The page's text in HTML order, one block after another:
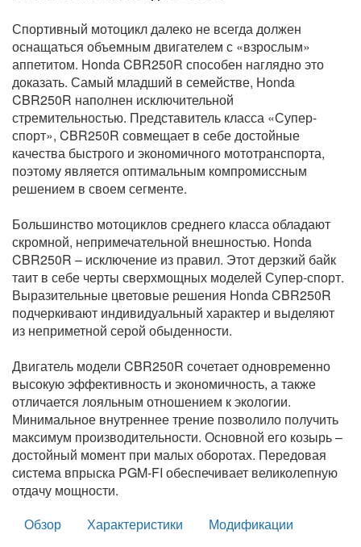
Спортивный мотоцикл далеко не всегда должен
оснащаться объемным двигателем с «взрослым»
аппетитом. Honda CBR250R способен наглядно это
доказать. Самый младший в семействе, Honda
CBR250R наполнен исключительной
стремительностью. Представитель класса «Супер-
спорт», CBR250R совмещает в себе достойные
качества быстрого и экономичного мототранспорта,
поэтому является оптимальным компромиссным
решением в своем сегменте.
Большинство мотоциклов среднего класса обладают
скромной, непримечательной внешностью. Honda
CBR250R – исключение из правил. Этот дерзкий байк
таит в себе черты сверхмощных моделей Супер-спорт.
Выразительные цветовые решения Honda CBR250R
подчеркивают индивидуальный характер и выделяют
из неприметной серой обыденности.
Двигатель модели CBR250R сочетает одновременно
высокую эффективность и экономичность, а также
отличается лояльным отношением к экологии.
Минимальное внутреннее трение позволило получить
максимум производительности. Основной его козырь –
достойный момент при малых оборотах. Передовая
система впрыска PGM-FI обеспечивает великолепную
отдачу мощности.
Обзор
Характеристики
Модификации